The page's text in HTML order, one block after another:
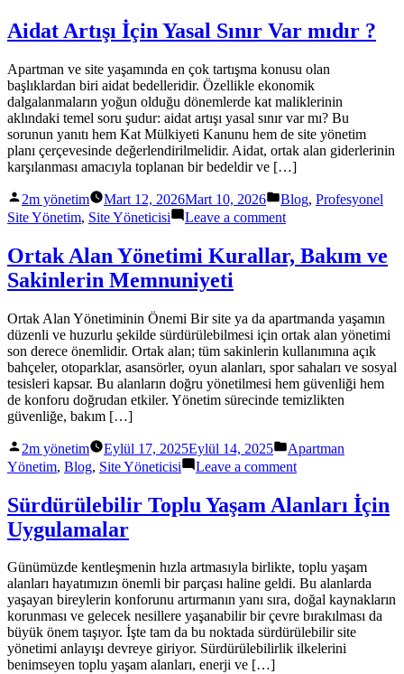
Aidat Artışı İçin Yasal Sınır Var mıdır ?
Apartman ve site yaşamında en çok tartışma konusu olan
başlıklardan biri aidat bedelleridir. Özellikle ekonomik
dalgalanmaların yoğun olduğu dönemlerde kat maliklerinin
aklındaki temel soru şudur: aidat artışı yasal sınır var mı? Bu
sorunun yanıtı hem Kat Mülkiyeti Kanunu hem de site yönetim
planı çerçevesinde değerlendirilmelidir. Aidat, ortak alan giderlerinin
karşılanması amacıyla toplanan bir bedeldir ve […]
Posted
by
2m yönetim Mart 12, 2026Mart 10, 2026
Posted
in
Blog, Profesyonel
Site Yönetim, Site Yöneticisi Leave a commenton
Artışı
İçin
Var
mıdır
?
Ortak Alan Yönetimi Kurallar, Bakım ve
Sakinlerin Memnuniyeti
Ortak Alan Yönetiminin Önemi Bir site ya da apartmanda yaşamın
düzenli ve huzurlu şekilde sürdürülebilmesi için ortak alan yönetimi
son derece önemlidir. Ortak alan; tüm sakinlerin kullanımına açık
bahçeler, otoparklar, asansörler, oyun alanları, spor sahaları ve sosyal
tesisleri kapsar. Bu alanların doğru yönetilmesi hem güvenliği hem
de konforu doğrudan etkiler. Yönetim sürecinde temizlikten
güvenliğe, bakım […]
Posted
by
2m yönetim Eylül 17, 2025Eylül 14, 2025
Posted
in
Apartman
Yönetim, Blog, Site Yöneticisi Leave a commenton
Alan
Yönetimi
ve
Sakinlerin
Memnuniyeti
Sürdürülebilir Toplu Yaşam Alanları İçin
Uygulamalar
Günümüzde kentleşmenin hızla artmasıyla birlikte, toplu yaşam
alanları hayatımızın önemli bir parçası haline geldi. Bu alanlarda
yaşayan bireylerin konforunu artırmanın yanı sıra, doğal kaynakların
korunması ve gelecek nesillere yaşanabilir bir çevre bırakılması da
büyük önem taşıyor. İşte tam da bu noktada sürdürülebilir site
yönetimi anlayışı devreye giriyor. Sürdürülebilirlik ilkelerini
benimseyen toplu yaşam alanları, enerji ve […]